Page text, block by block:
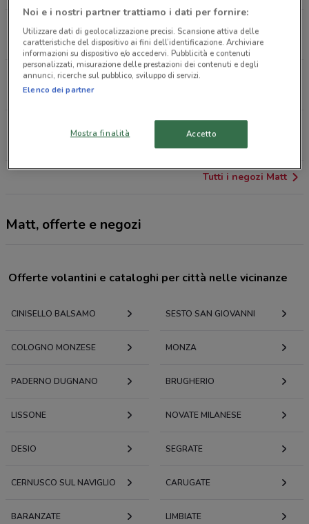
Via Fratelli Bandiera MuggiÃ²
2.2 km
CHIUSO
Via Varese, 4 Paderno Dugnano
3.1 km
CHIUSO
Via Mazzini Cusano Milanino
Tutti i negozi Matt
Matt, offerte e negozi
Offerte volantini e cataloghi per città nelle vicinanze
CINISELLO BALSAMO SESTO SAN GIOVANNI
COLOGNO MONZESE MONZA
PADERNO DUGNANO BRUGHERIO
LISSONE NOVATE MILANESE
DESIO SEGRATE
CERNUSCO SUL NAVIGLIO CARUGATE
BARANZATE LIMBIATE
Noi e i nostri partner trattiamo i dati per fornire:
Utilizzare dati di geolocalizzazione precisi. Scansione attiva delle
caratteristiche del dispositivo ai fini dell’identificazione. Archiviare
informazioni su dispositivo e/o accedervi. Pubblicità e contenuti
personalizzati, misurazione delle prestazioni dei contenuti e degli
annunci, ricerche sul pubblico, sviluppo di servizi.
Elenco dei partner
Mostra finalità Accetto